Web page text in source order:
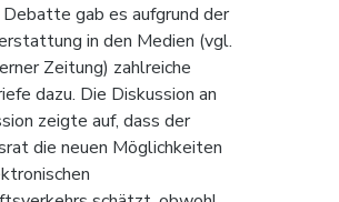
Debatte gab es aufgrund der
in den Medien (vgl.
Zeitung) zahlreiche
dazu. Die Diskussion an
zeigte auf, dass der
die neuen Möglichkeiten